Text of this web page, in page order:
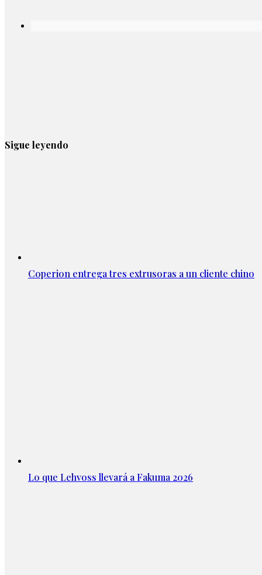
Sigue leyendo
Coperion entrega tres extrusoras a un cliente chino
Lo que Lehvoss llevará a Fakuma 2026